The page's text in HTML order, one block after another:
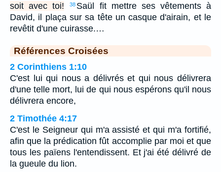
soit avec toi!
38 Saül fit mettre ses vêtements à
David, il plaça sur sa tête un casque d'airain, et le
revêtit d'une cuirasse.…
Références Croisées
2 Corinthiens 1:10
C'est lui qui nous a délivrés et qui nous délivrera
d'une telle mort, lui de qui nous espérons qu'il nous
délivrera encore,
2 Timothée 4:17
C'est le Seigneur qui m'a assisté et qui m'a fortifié,
afin que la prédication fût accomplie par moi et que
tous les païens l'entendissent. Et j'ai été délivré de
la gueule du lion.